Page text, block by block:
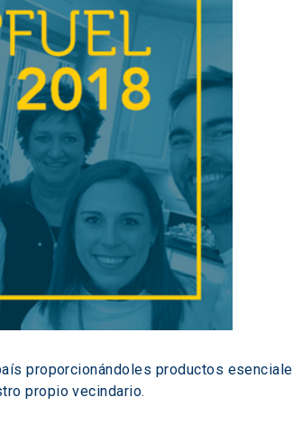
proporcionándoles productos
propio vecindario.